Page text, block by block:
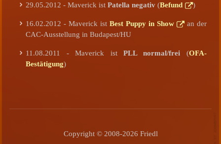
29.05.2012 - Maverick istPatella negativ (Befund )
16.02.2012 - Maverick istBest Puppy in Show
an der
CAC-Ausstellung in Budapest/HU
11.08.2011 - Maverick ist PLL normal/frei (OFA-
Bestätigung)
Copyright © 2008-2026 Friedl